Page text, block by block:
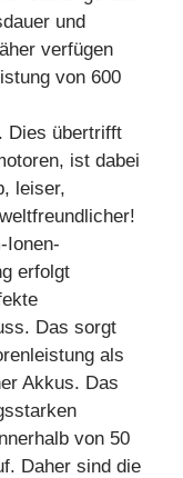
und
verfügen
von 600
Dies übertrifft
ist dabei
leiser,
Ionen-
erfolgt
Das sorgt
als
Akkus. Das
von 50
Daher sind die